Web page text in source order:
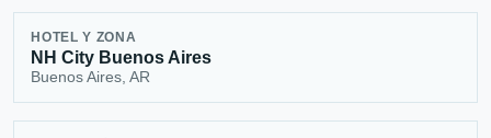
HOTEL Y ZONA
NH City Buenos Aires
Buenos Aires, AR